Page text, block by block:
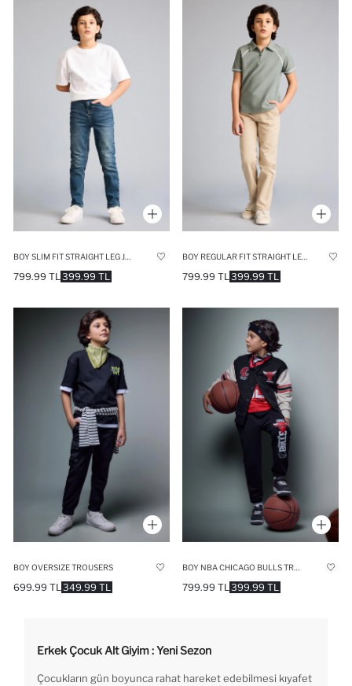
399.99 TL
799.99 TL 399.99 TL
799.99 TL
BOY OVERSIZE TROUSERS
349.99 TL
699.99 TL 399.99 TL
799.99 TL
Erkek Çocuk Alt Giyim : Yeni Sezon
Çocukların gün boyunca rahat hareket edebilmesi kıyafet